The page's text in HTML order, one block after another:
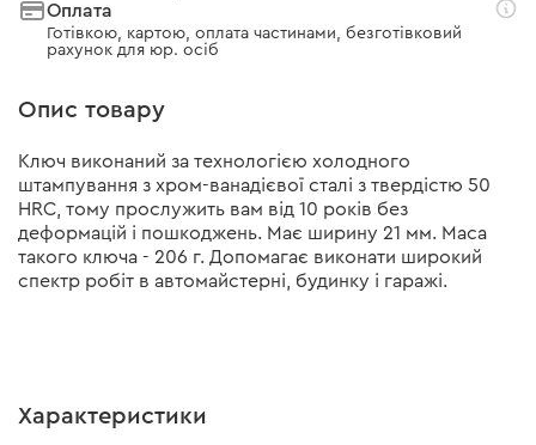
Оплата
Готівкою, картою, оплата частинами, безготівковий
рахунок для юр. осіб
Опис товару
Ключ виконаний за технологією холодного
штампування з хром-ванадієвої сталі з твердістю 50
HRC, тому прослужить вам від 10 років без
деформацій і пошкоджень. Має ширину 21 мм. Маса
такого ключа - 206 г. Допомагає виконати широкий
спектр робіт в автомайстерні, будинку і гаражі.
Характеристики